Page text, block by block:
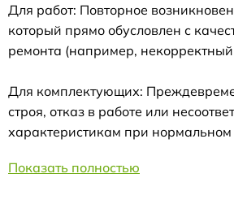
Для работ: Повторное
который прямо обусловлен с
ремонта (например,
Для комплектующих:
строя, отказ в работе или
характеристикам при
Показать полностью